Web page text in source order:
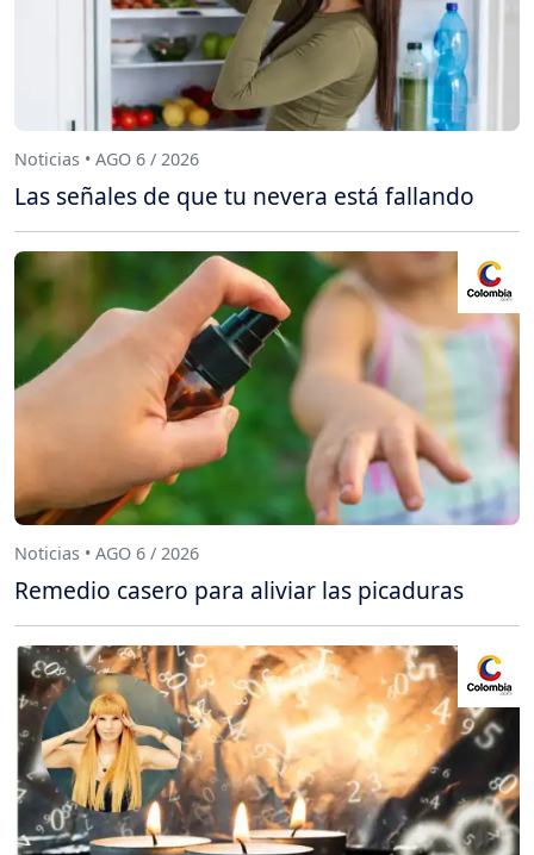
Noticias • AGO 6 / 2026
Las señales de que tu nevera está fallando
Noticias • AGO 6 / 2026
Remedio casero para aliviar las picaduras